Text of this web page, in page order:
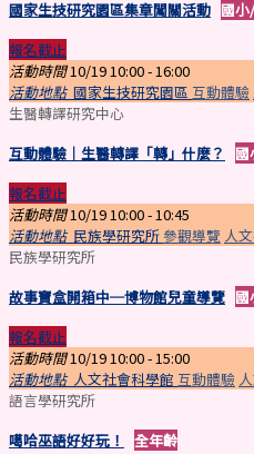
國家生技研究園區集章闖關活動 國小
報名截止
活動時間10/19 10:00 -16:00
活動地點 國家生技研究園區 互動體驗
生醫轉譯研究中心
互動體驗｜生醫轉譯「轉」什麼？
國
報名截止
活動時間10/19 10:00 -10:45
活動地點 民族學研究所參觀導覽 人
民族學研究所
故事寶盒開箱中─博物館兒童導覽 國
報名截止
活動時間10/19 10:00 -15:00
活動地點 人文社會科學館 互動體驗
語言學研究所
噶哈巫語好好玩！
全年齡